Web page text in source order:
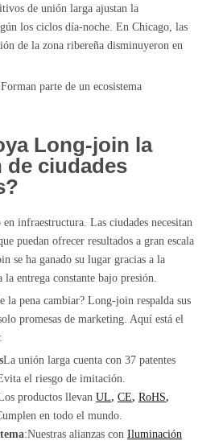
de unión larga ajustan la
los ciclos día-noche. En Chicago, las
de la zona ribereña disminuyeron en
parte de un ecosistema
Long-join la
ciudades
infraestructura. Las ciudades necesitan
puedan ofrecer resultados a gran escala
se ha ganado su lugar gracias a la
entrega constante bajo presión.
la pena cambiar? Long-join respalda sus
promesas de marketing. Aquí está el
La unión larga cuenta con 37 patentes
el riesgo de imitación.
productos llevan UL, CE, RoHS,
en todo el mundo.
:Nuestras alianzas con Iluminación